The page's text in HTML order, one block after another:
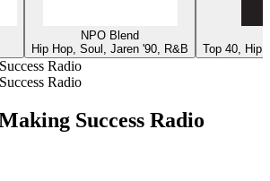
NPO Blend
Hip Hop, Soul, Jaren '90, R&B
Top 40, Hip
Radio
Radio
Success Radio